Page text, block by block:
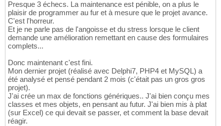
Presque 3 échecs. La maintenance est pénible, on a plus le
plaisir de programmer au fur et à mesure que le projet avance.
C'est l'horreur.
Et je ne parle pas de l'angoisse et du stress lorsque le client
demande une amélioration remettant en cause des formulaires
complets...
Donc maintenant c'est fini.
Mon dernier projet (réalisé avec Delphi7, PHP4 et MySQL) a
été analysé et pensé pendant 2 mois (c'était pas un gros gros
projet).
J'ai crée un max de fonctions génériques.. J'ai bien conçu mes
classes et mes objets, en pensant au futur. J'ai bien mis à plat
(sur Excel) ce qui devait se passer, et comment la base devait
réagir.